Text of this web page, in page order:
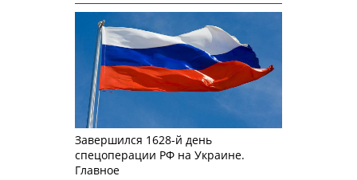
Завершился 1628-й день
спецоперации РФ на Украине.
Главное